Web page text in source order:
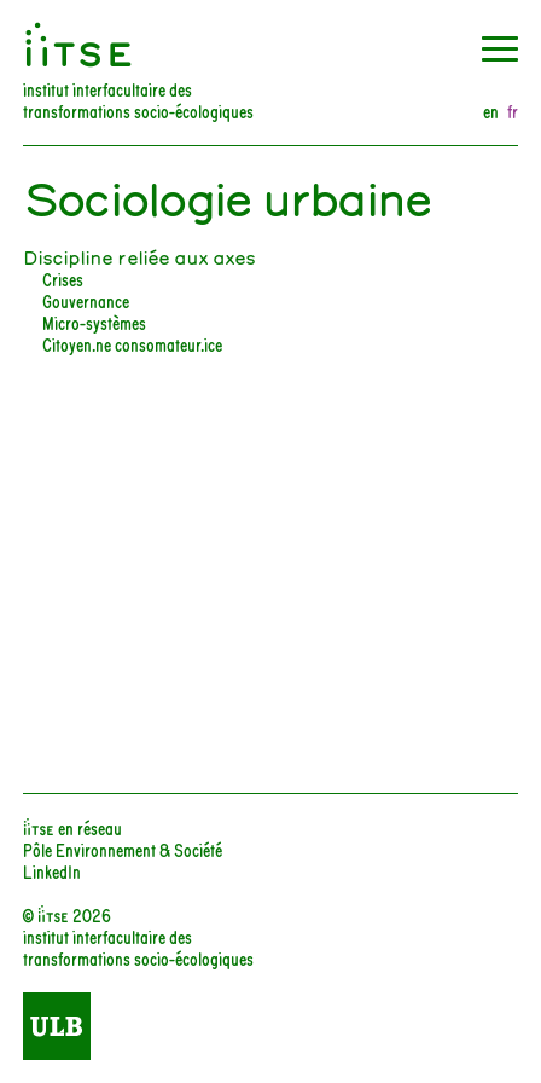
󰀀
institut interfacultaire des
transformations socio-écologiques en fr
Sociologie urbaine
Discipline reliée aux axes
Crises
Gouvernance
Micro-systèmes
Citoyen.ne consomateur.ice
iiTSE en réseau
Pôle Environnement & Société
LinkedIn
© iitse 2026
institut interfacultaire des
transformations socio-écologiques